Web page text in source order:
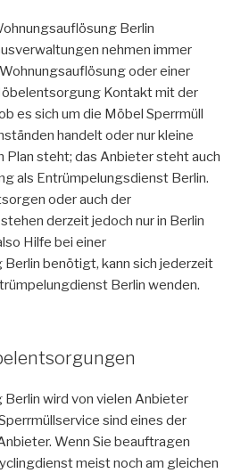
Berlin
nehmen immer
oder einer
Kontakt mit der
es sich um die Möbel Sperrmüll
handelt oder nur kleine
Plan steht; das Anbieter steht auch
als Entrümpelungsdienst Berlin.
oder auch der
derzeit jedoch nur in Berlin
Hilfe bei einer
benötigt, kann sich jederzeit
Berlin wenden.
wird von vielen Anbieter
sind eines der
Wenn Sie beauftragen
meist noch am gleichen